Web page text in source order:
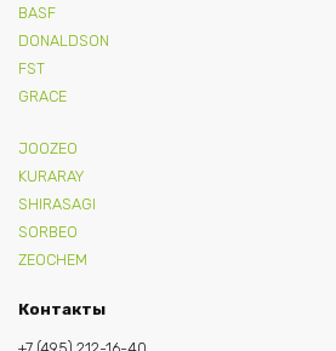
BASF
DONALDSON
FST
GRACE
JOOZEO
KURARAY
SHIRASAGI
SORBEO
ZEOCHEM
Контакты